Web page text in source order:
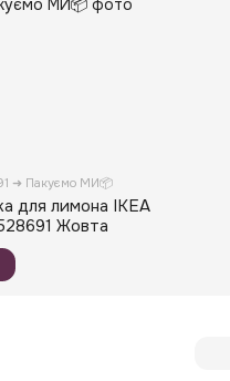
➜ Пакуємо МИ📦
для лимона IKEA
Жовта